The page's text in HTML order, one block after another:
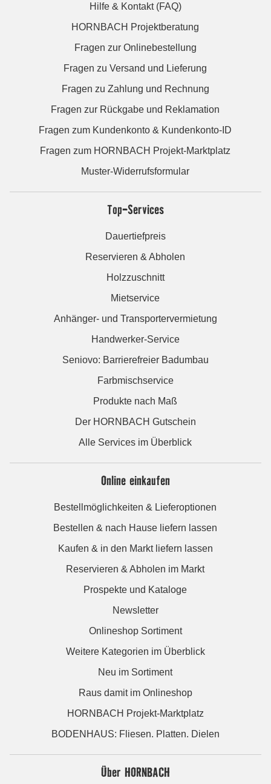
Hilfe & Kontakt (FAQ)
HORNBACH Projektberatung
Fragen zur Onlinebestellung
Fragen zu Versand und Lieferung
Fragen zu Zahlung und Rechnung
Fragen zur Rückgabe und Reklamation
Fragen zum Kundenkonto & Kundenkonto-ID
Fragen zum HORNBACH Projekt-Marktplatz
Muster-Widerrufsformular
Top-Services
Dauertiefpreis
Reservieren & Abholen
Holzzuschnitt
Mietservice
Anhänger- und Transportervermietung
Handwerker-Service
Seniovo: Barrierefreier Badumbau
Farbmischservice
Produkte nach Maß
Der HORNBACH Gutschein
Alle Services im Überblick
Online einkaufen
Bestellmöglichkeiten & Lieferoptionen
Bestellen & nach Hause liefern lassen
Kaufen & in den Markt liefern lassen
Reservieren & Abholen im Markt
Prospekte und Kataloge
Newsletter
Onlineshop Sortiment
Weitere Kategorien im Überblick
Neu im Sortiment
Raus damit im Onlineshop
HORNBACH Projekt-Marktplatz
BODENHAUS: Fliesen. Platten. Dielen
Über HORNBACH